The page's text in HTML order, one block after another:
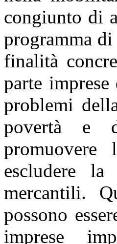
congiunto di
programma
finalità
parte
problemi
povertà e
promuovere
escludere
mercantili.
possono
imprese